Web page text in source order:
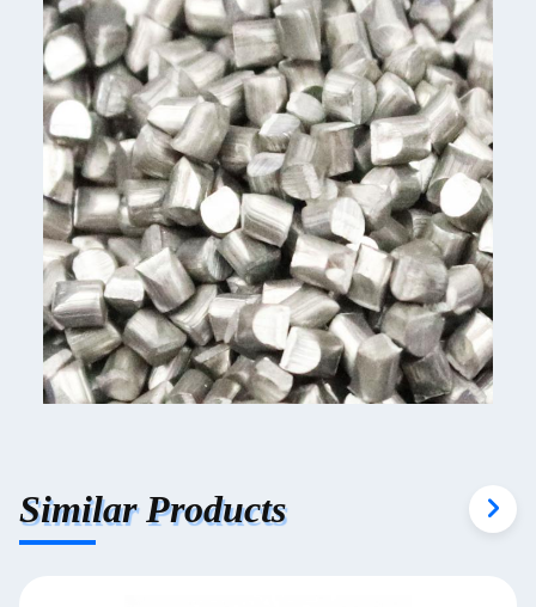
Similar Products